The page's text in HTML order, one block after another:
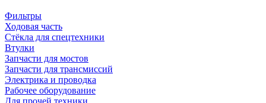
Фильтры
Ходовая часть
Стёкла для спецтехники
Втулки
Запчасти для мостов
Запчасти для трансмиссий
Электрика и проводка
Рабочее оборудование
Для прочей техники